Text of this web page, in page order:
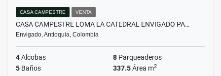
CASA CAMPESTRE VENTA
CASA CAMPESTRE LOMA LA CATEDRAL ENVIGADO PA…
Envigado, Antioquia, Colombia
4Alcobas 8 Parqueaderos
5 Baños 337.5Área m2